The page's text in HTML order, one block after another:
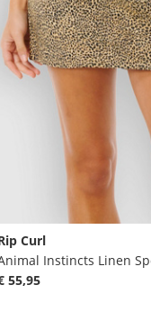
Curl
Instincts Linen
55,95